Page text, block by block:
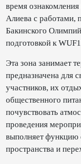
время
Алиева с работами,
Бакинского
подготовкой к
Эта зона занимает
предназначена для
участников, их
общественного
почувствовать
проведения
выполняет функцию
пространства и